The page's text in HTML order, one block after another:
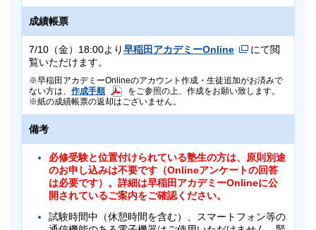
成績帳票
7/10（金）18:00より早稲田アカデミーOnline
にて閲
覧いただけます。
早稲田アカデミーOnlineのアカウント作成・生徒追加がお済みで
ない方は、 作成手順
をご参照の上、作成をお願い致します。
紙の成績帳票の返却はございません。
備考
必修受験と位置付けられている塾生の方は、原則別途
のお申し込みは不要です（Onlineアンケートの回答
は必要です）。詳細は早稲田アカデミーOnlineに公
開されているご案内をご確認ください。
試験時間中（休憩時間を含む）、スマートフォン等の